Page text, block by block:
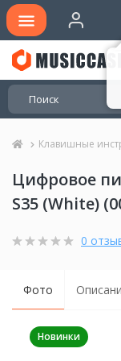
Клавишные
Цифровое
S35 (White)
0
Фото
Новинки